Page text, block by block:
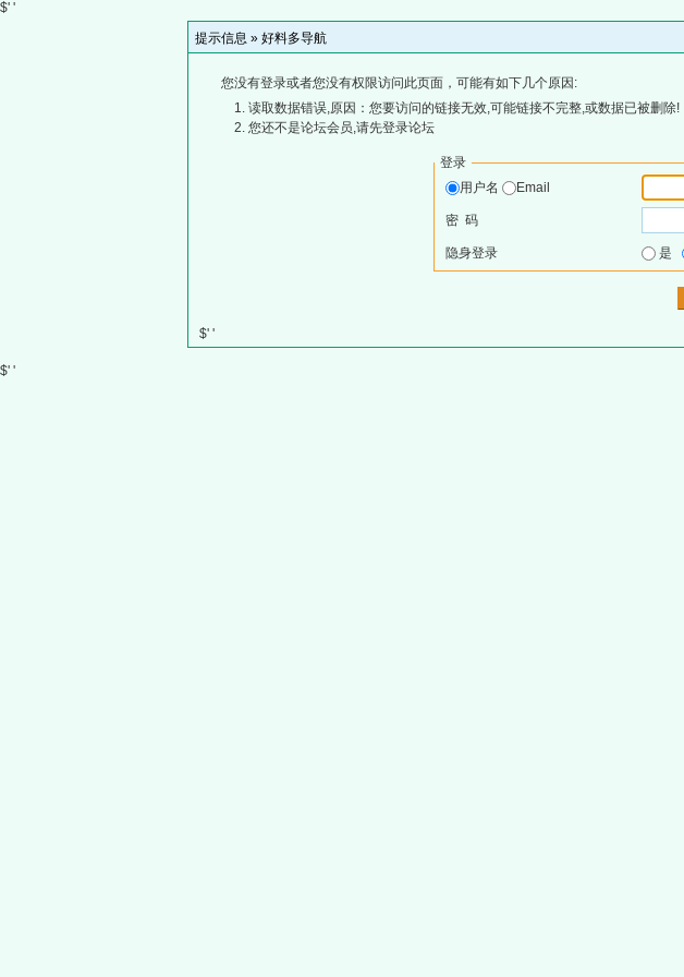
$' '
提示信息 » 好料多导航
您没有登录或者您没有权限访问此页面，可能有如下几个原因:
读取数据错误,原因：您要访问的链接无效,可能链接不完整,或数据已被删除!
您还不是论坛会员,请先登录论坛
登录
用户名
Email
密 码
隐身登录 是
$' '
$' '